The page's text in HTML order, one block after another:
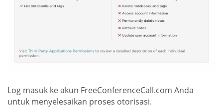
Log masuk ke akun FreeConferenceCall.com Anda
untuk menyelesaikan proses otorisasi.